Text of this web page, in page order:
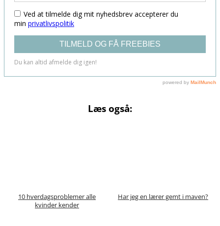
Læs også:
10 hverdagsproblemer alle
kvinder kender
Har jeg en lærer gemt i maven?